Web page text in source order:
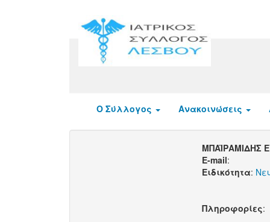
Ο Σύλλογος Ανακοινώσεις
ΜΠΑΪΡΑΜΙΔΗΣ
E-mail:
Ειδικότητα:
Πληροφορίες: